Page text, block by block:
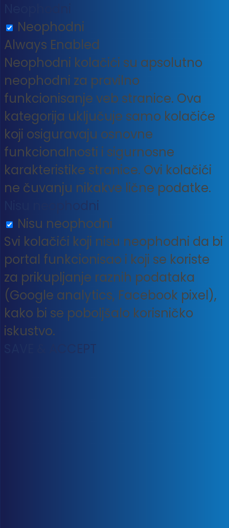
Neophodni
Always Enabled
Neophodni kolačići su apsolutno
neophodni za pravilno
funkcionisanje veb stranice. Ova
kategorija uključuje samo kolačiće
koji osiguravaju osnovne
funkcionalnosti i sigurnosne
karakteristike stranice. Ovi kolačići
ne čuvanju nikakve lične podatke.
Nisu neophodni
Nisu neophodni
Svi kolačići koji nisu neophodni da bi
portal funkcionisao i koji se koriste
za prikupljanje raznih podataka
(Google analytics, Facebook pixel),
kako bi se poboljšalo korisničko
iskustvo.
SAVE & ACCEPT